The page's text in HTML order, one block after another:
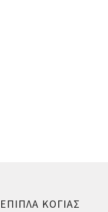
ΕΠΙΠΛΑ ΚΟΓΙΑΣ